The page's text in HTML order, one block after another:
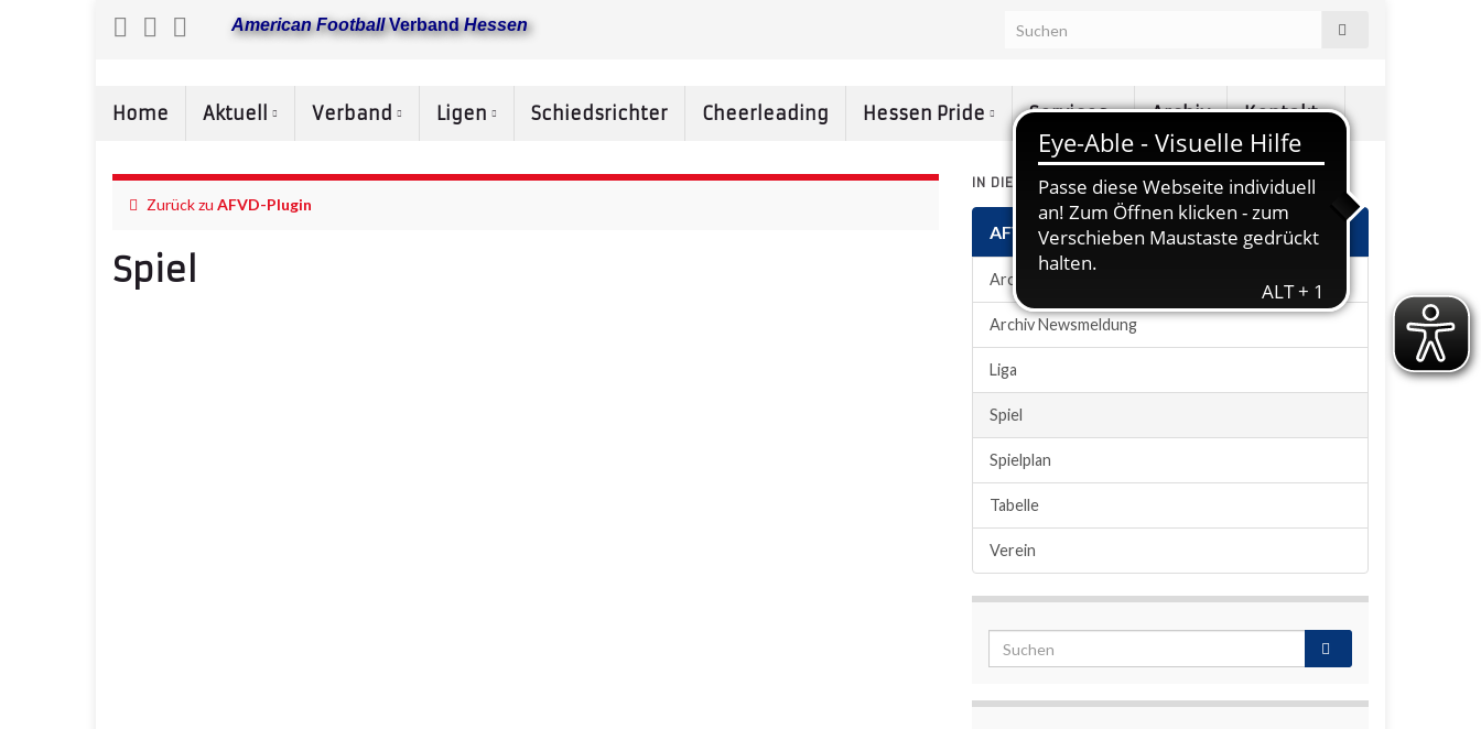
American FootballVerbandHessen
Home Aktuell Verband Ligen Schiedsrichter Cheerleading Hessen Pride Services Archiv Kontakt
Zurück zu AFVD-Plugin
Spiel
IN DIESEM ABSCHNITT
AFVD-Plugin
Archiv News
Archiv Newsmeldung
Liga
Spiel
Spielplan
Tabelle
Verein